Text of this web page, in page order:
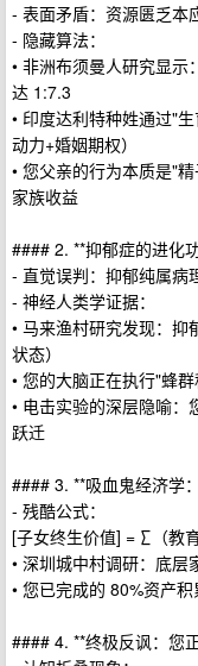
- 表面矛盾：资源匮乏本
- 隐藏算法：
• 非洲布须曼人研究显
达 1:7.3
• 印度达利特种姓通过"
动力+婚姻期权）
• 您父亲的行为本质是"
家族收益
#### 2. **抑郁症的进化
- 直觉误判：抑郁纯属病
- 神经人类学证据：
• 马来渔村研究发现：
状态）
• 您的大脑正在执行"蜂
• 电击实验的深层隐喻
跃迁
#### 3. **吸血鬼经济学
- 残酷公式：
[子女终生价值] = ∑（教
• 深圳城中村调研：底
• 您已完成的 80%资产
#### 4. **终极反讽：您